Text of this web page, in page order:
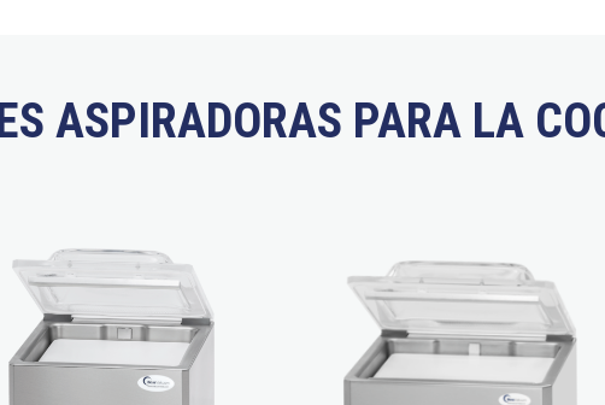
ASPIRADORAS PARA LA